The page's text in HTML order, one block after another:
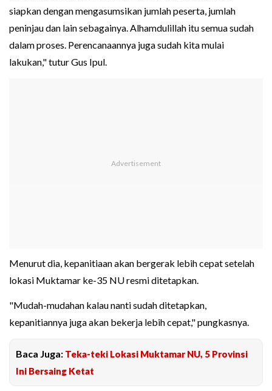
siapkan dengan mengasumsikan jumlah peserta, jumlah
peninjau dan lain sebagainya. Alhamdulillah itu semua sudah
dalam proses. Perencanaannya juga sudah kita mulai
lakukan," tutur Gus Ipul.
Menurut dia, kepanitiaan akan bergerak lebih cepat setelah
lokasi Muktamar ke-35 NU resmi ditetapkan.
"Mudah-mudahan kalau nanti sudah ditetapkan,
kepanitiannya juga akan bekerja lebih cepat," pungkasnya.
Baca Juga: Teka-teki Lokasi Muktamar NU, 5 Provinsi
Ini Bersaing Ketat